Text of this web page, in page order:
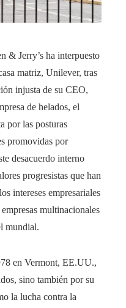
& Jerry’s ha interpuesto
matriz, Unilever, tras
injusta de su CEO,
de helados, el
por las posturas
promovidas por
desacuerdo interno
progresistas que han
intereses empresariales
multinacionales
mundial.
en Vermont, EE.UU.,
sino también por su
la lucha contra la